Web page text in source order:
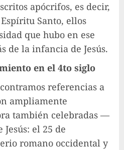
apócrifos, es decir,
Santo, ellos
que hubo en ese
de la infancia de Jesús.
en el 4to siglo
referencias a
ampliamente
también celebradas —
el 25 de
romano occidental y